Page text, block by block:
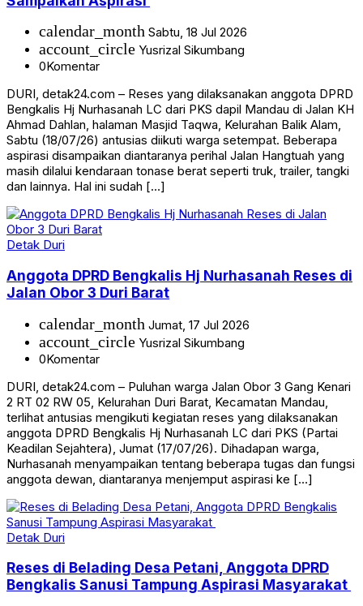
calendar_month Sabtu, 18 Jul 2026
account_circle Yusrizal Sikumbang
0Komentar
DURI, detak24.com – Reses yang dilaksanakan anggota DPRD
Bengkalis Hj Nurhasanah LC dari PKS dapil Mandau di Jalan KH
Ahmad Dahlan, halaman Masjid Taqwa, Kelurahan Balik Alam,
Sabtu (18/07/26) antusias diikuti warga setempat. Beberapa
aspirasi disampaikan diantaranya perihal Jalan Hangtuah yang
masih dilalui kendaraan tonase berat seperti truk, trailer, tangki
dan lainnya. Hal ini sudah […]
Detak Duri
Anggota DPRD Bengkalis Hj Nurhasanah Reses di
Jalan Obor 3 Duri Barat
calendar_month Jumat, 17 Jul 2026
account_circle Yusrizal Sikumbang
0Komentar
DURI, detak24.com – Puluhan warga Jalan Obor 3 Gang Kenari
2 RT 02 RW 05, Kelurahan Duri Barat, Kecamatan Mandau,
terlihat antusias mengikuti kegiatan reses yang dilaksanakan
anggota DPRD Bengkalis Hj Nurhasanah LC dari PKS (Partai
Keadilan Sejahtera), Jumat (17/07/26). Dihadapan warga,
Nurhasanah menyampaikan tentang beberapa tugas dan fungsi
anggota dewan, diantaranya menjemput aspirasi ke […]
Detak Duri
Reses di Belading Desa Petani, Anggota DPRD
Bengkalis Sanusi Tampung Aspirasi Masyarakat